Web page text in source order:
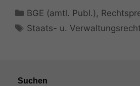
Kategorien
BGE (amtl. Publ.) ,
Schlagwörter
Staats- u.
Suchen